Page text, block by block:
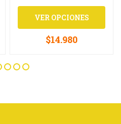
VER OPCIONES
$14.980